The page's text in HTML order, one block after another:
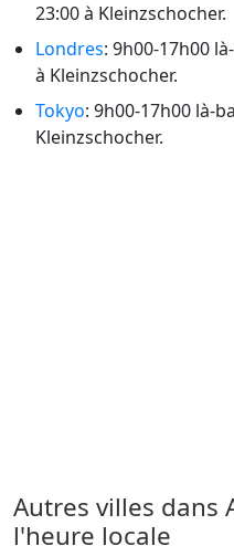
23:00 à Kleinzschocher.
Londres: 9h00-17h00
à Kleinzschocher.
Tokyo: 9h00-17h00 là-
Kleinzschocher.
Autres villes dans
l'heure locale